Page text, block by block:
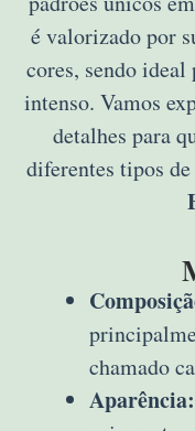
é valorizado por
cores, sendo ideal
intenso. Vamos
detalhes para
diferentes tipos de
chamado
Aparência: